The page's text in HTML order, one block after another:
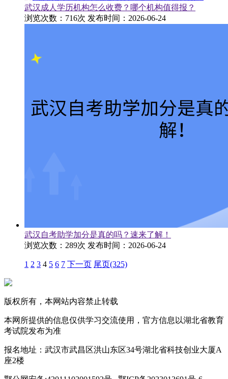
武汉成人学历机构怎么收费？哪个机构值得报？
浏览次数：716次 发布时间：2026-06-24
武汉自考助学加分是真的吗？速来了解！
浏览次数：289次 发布时间：2026-06-24
1 2 3 4 5 6 7 下一页 尾页(325)
版权所有，本网站内容禁止转载
本网所提供的信息仅供学习交流使用，官方信息以湖北省教育
考试院发布为准
报名地址：武汉市武昌区洪山东区34号湖北省科技创业大厦A
座2楼